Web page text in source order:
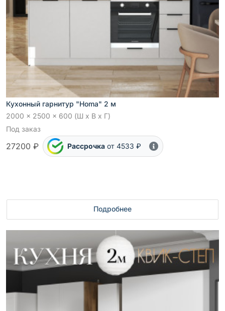
Кухонный гарнитур "Homa" 2 м
2000 x 2500 x 600 (Ш x В x Г)
Под заказ
27200 ₽ Рассрочка от 4533 ₽
Подробнее